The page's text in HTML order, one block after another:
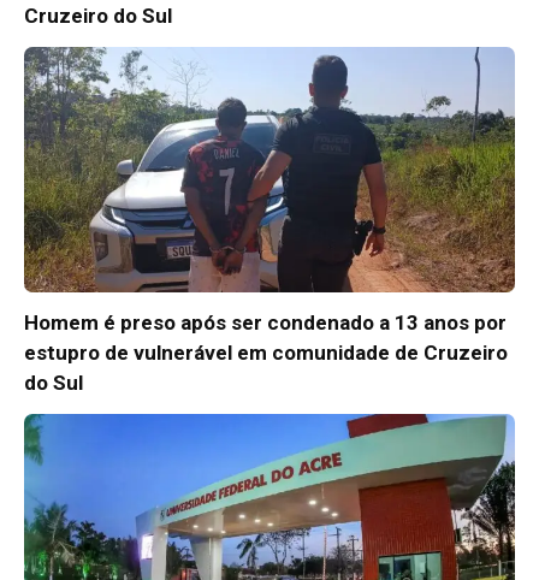
Cruzeiro do Sul
Homem é preso após ser condenado a 13 anos por
estupro de vulnerável em comunidade de Cruzeiro
do Sul